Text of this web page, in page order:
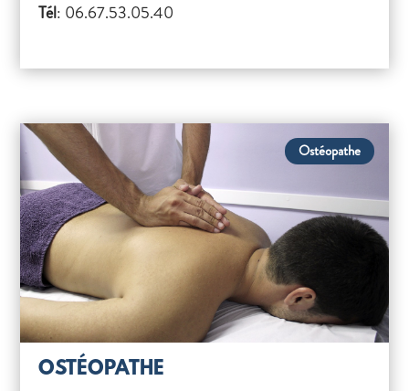
Tél: 06.67.53.05.40
Ostéopathe
OSTÉOPATHE